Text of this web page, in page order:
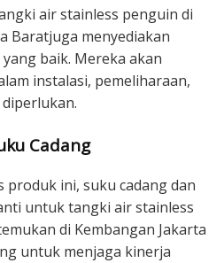
air stainless penguin di
Baratjuga menyediakan
baik. Mereka akan
instalasi, pemeliharaan,
Cadang
produk ini, suku cadang dan
untuk tangki air stainless
di Kembangan Jakarta
untuk menjaga kinerja